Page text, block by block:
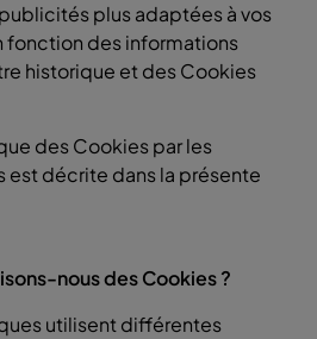
plus adaptées à vos
fonction des informations
historique et des Cookies
des Cookies par les
est décrite dans la présente
nous des Cookies ?
utilisent différentes